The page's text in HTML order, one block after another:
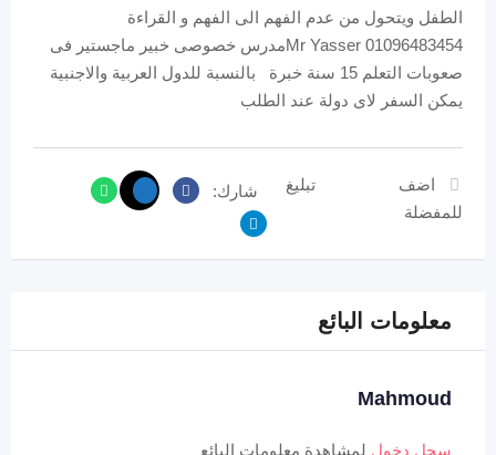
الطفل ويتحول من عدم الفهم الى الفهم و القراءة
01096483454 Mr Yasserمدرس خصوصى خبير ماجستير فى
صعوبات التعلم 15 سنة خبرة بالنسبة للدول العربية والاجنبية
يمكن السفر لاى دولة عند الطلب
اضف
للمفضلة
تبليغ شارك:
معلومات البائع
Mahmoud
سجل دخول لمشاهدة معلومات البائع